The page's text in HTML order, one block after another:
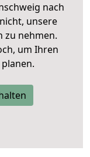
nach
unsere
zu nehmen.
um Ihren